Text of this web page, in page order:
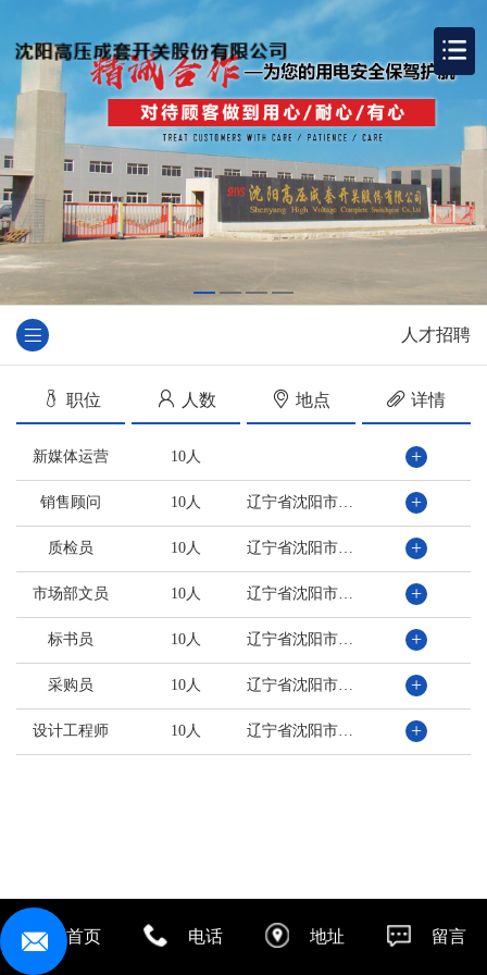
人才招聘
职位 人数 地点 详情
新媒体运营 10人 +
销售顾问 10人 辽宁省沈阳市于洪区黄河北大街206-66号 +
质检员 10人 辽宁省沈阳市于洪区黄河北大街206-66号 +
市场部文员 10人 辽宁省沈阳市于洪区黄河北大街206-66号 +
标书员 10人 辽宁省沈阳市于洪区黄河北大街206-66号 +
采购员 10人 辽宁省沈阳市于洪区黄河北大街206-66号 +
设计工程师 10人 辽宁省沈阳市于洪区黄河北大街206-66号 +
首页 电话 地址 留言